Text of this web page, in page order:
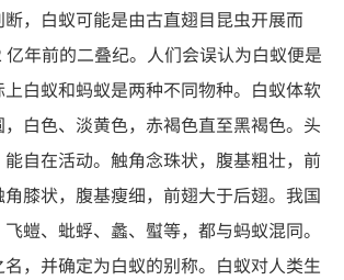
，白蚁可能是由古直翅目昆虫开展而
年前的二叠纪。人们会误认为白蚁便是
白蚁和蚂蚁是两种不同物种。白蚁体软
白色、淡黄色，赤褐色直至黑褐色。头
自在活动。触角念珠状，腹基粗壮，前
膝状，腹基瘦细，前翅大于后翅。我国
螘、蚍蜉、蠡、螱等，都与蚂蚁混同。
，并确定为白蚁的别称。白蚁对人类生